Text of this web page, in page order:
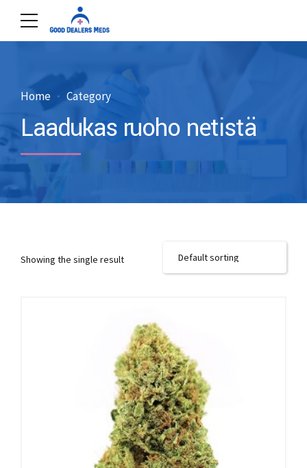
Home Category
Laadukas ruoho netistä
Showing the single result